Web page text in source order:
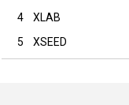
4
XLAB
5
XSEED